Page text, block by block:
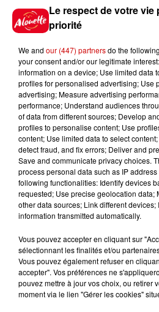
festival
à Coulon !
Le Duel -
pour l'un
régions !
Destination
votre séjour
Destination
vous !
Le respect de votre vie
priorité
We and our (447) partnersdo the
your consent and/or our legitimate
information on a device; Use limited data
profiles for personalised advertising; Use
advertising; Measure advertising
performance; Understand audiences
of data from different sources; Develop
profiles to personalise content; Use
content; Use limited data to select
detect fraud, and fix errors; Deliver and
Save and communicate privacy choices.
process personal data such as IP
following functionalities: Identify devices
requested; Use precise geolocation data;
other data sources; Link different
information transmitted automatically.
Vous pouvez accepter en cliquant sur
sélectionnant les finalités et/ou
Vous pouvez également refuser en
accepter". Vos préférences ne
pouvez mettre à jour vos choix, ou retirer
moment via le lien "Gérer les cookies"